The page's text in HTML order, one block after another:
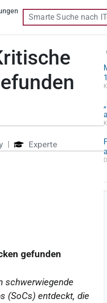
Experte
gefunden
schwerwiegende
(SoCs) entdeckt, die